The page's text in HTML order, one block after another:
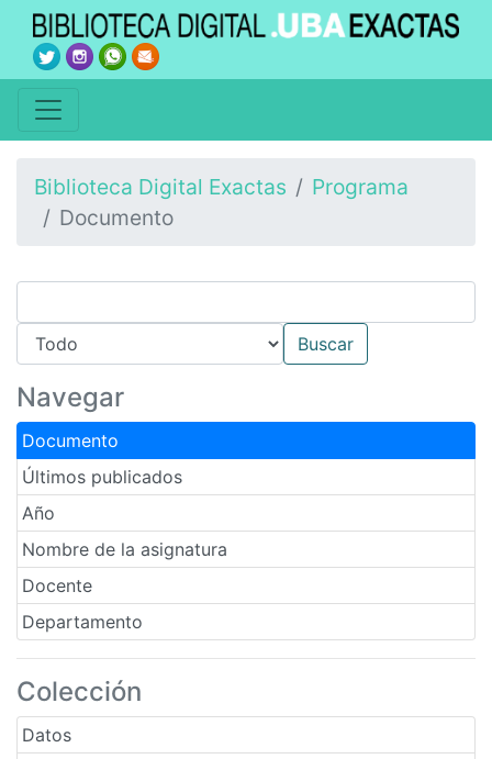
Biblioteca Digital Exactas
Programa
Documento
Navegar
Documento
Últimos publicados
Año
Nombre de la asignatura
Docente
Departamento
Colección
Datos